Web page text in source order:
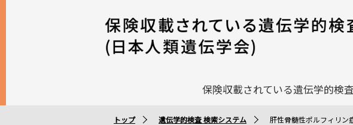
保険収載されている遺伝学的検
トップ 遺伝学的検査 検索システム 肝性骨髄性ポルフィリン